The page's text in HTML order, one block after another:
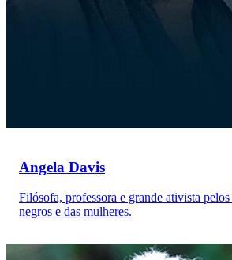
Angela Davis
Filósofa, professora e grande ativista
negros e das mulheres.